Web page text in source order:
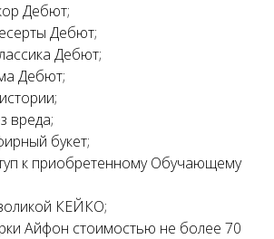
Дебют;
Дебют;
Дебют;
Дебют;
вреда;
букет;
к приобретенному Обучающему
КЕЙКО;
Айфон стоимостью не более 70